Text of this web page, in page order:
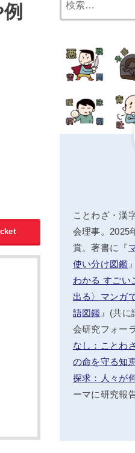
ことわざ・漢
会理事。2025
賞。著書に『
使い分け図鑑
わかる すごい
出る〉マンガ
語図鑑 』(共
会研究フォー
なし：ことわ
の命を守る知
探求：人々が
ーマに研究報